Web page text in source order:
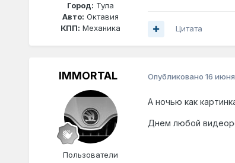
Город: Тула
Авто: Октавия
КПП: Механика Цитата
IMMORTAL
Пользователи
Опубликовано 16
А ночью как
Днем любой